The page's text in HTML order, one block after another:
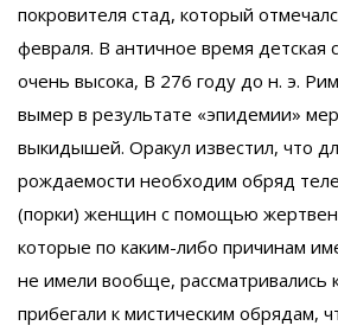
покровителя стад, который
февраля. В античное время детская
очень высока, В 276 году до н. э.
вымер в результате «эпидемии»
выкидышей. Оракул известил, что
рождаемости необходим обряд
(порки) женщин с помощью
которые по каким-либо причинам
не имели вообще, рассматривались
прибегали к мистическим обрядам,